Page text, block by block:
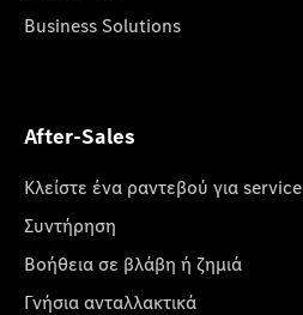
Business Solutions
After-Sales
Κλείστε ένα ραντεβού για service
Συντήρηση
Βοήθεια σε βλάβη ή ζημιά
Γνήσια ανταλλακτικά